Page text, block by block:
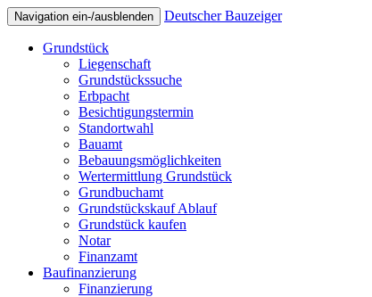
Navigation ein-/ausblenden Deutscher Bauzeiger
Grundstück
Liegenschaft
Grundstückssuche
Erbpacht
Besichtigungstermin
Standortwahl
Bauamt
Bebauungsmöglichkeiten
Wertermittlung Grundstück
Grundbuchamt
Grundstückskauf Ablauf
Grundstück kaufen
Notar
Finanzamt
Baufinanzierung
Finanzierung